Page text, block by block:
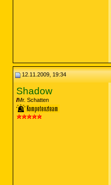
12.11.2009, 19:34
Shadow
Mr. Schatten